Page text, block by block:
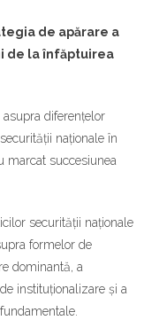
de apărare a
de la înfăptuirea
diferențelor
naționale în
marcat succesiunea
securității naționale
formelor de
dominantă, a
instituționalizare și a